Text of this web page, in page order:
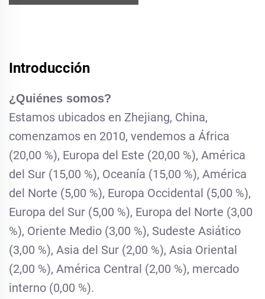
Introducción
¿Quiénes somos?
Estamos ubicados en Zhejiang, China,
comenzamos en 2010, vendemos a África
(20,00 %), Europa del Este (20,00 %), América
del Sur (15,00 %), Oceanía (15,00 %), América
del Norte (5,00 %), Europa Occidental (5,00 %),
Europa del Sur (5,00 %), Europa del Norte (3,00
%), Oriente Medio (3,00 %), Sudeste Asiático
(3,00 %), Asia del Sur (2,00 %), Asia Oriental
(2,00 %), América Central (2,00 %), mercado
interno (0,00 %).